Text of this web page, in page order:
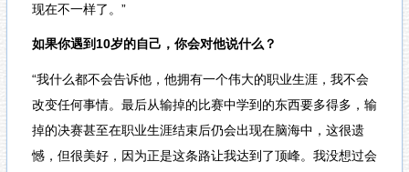
现在不一样了。”
如果你遇到10岁的自己，你会对他说什么？
“我什么都不会告诉他，他拥有一个伟大的职业生涯，我不会
改变任何事情。最后从输掉的比赛中学到的东西要多得多，输
掉的决赛甚至在职业生涯结束后仍会出现在脑海中，这很遗
憾，但很美好，因为正是这条路让我达到了顶峰。我没想过会